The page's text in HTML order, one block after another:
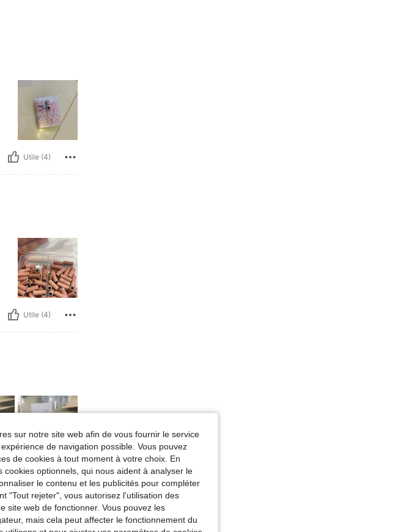
Utile (4)
Utile (4)
Utile (2)
sur notre site web afin de vous fournir le service
de navigation possible. Vous pouvez
de cookies à tout moment à votre choix. En
optionnels, qui nous aident à analyser le
le contenu et les publicités pour compléter
"Tout rejeter", vous autorisez l'utilisation des
site web de fonctionner. Vous pouvez les
mais cela peut affecter le fonctionnement du